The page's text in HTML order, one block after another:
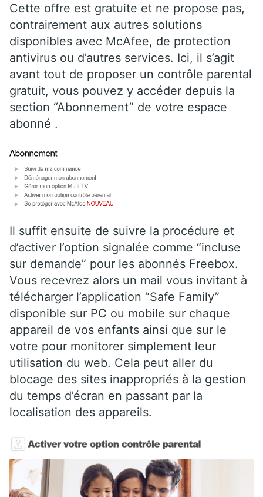
Cette offre est gratuite et ne propose pas,
contrairement aux autres solutions
disponibles avec McAfee, de protection
antivirus ou d’autres services. Ici, il s’agit
avant tout de proposer un contrôle parental
gratuit, vous pouvez y accéder depuis la
section “Abonnement” de votre espace
abonné .
Il suffit ensuite de suivre la procédure et
d’activer l’option signalée comme “incluse
sur demande” pour les abonnés Freebox.
Vous recevrez alors un mail vous invitant à
télécharger l’application “Safe Family”
disponible sur PC ou mobile sur chaque
appareil de vos enfants ainsi que sur le
votre pour monitorer simplement leur
utilisation du web. Cela peut aller du
blocage des sites inappropriés à la gestion
du temps d’écran en passant par la
localisation des appareils.